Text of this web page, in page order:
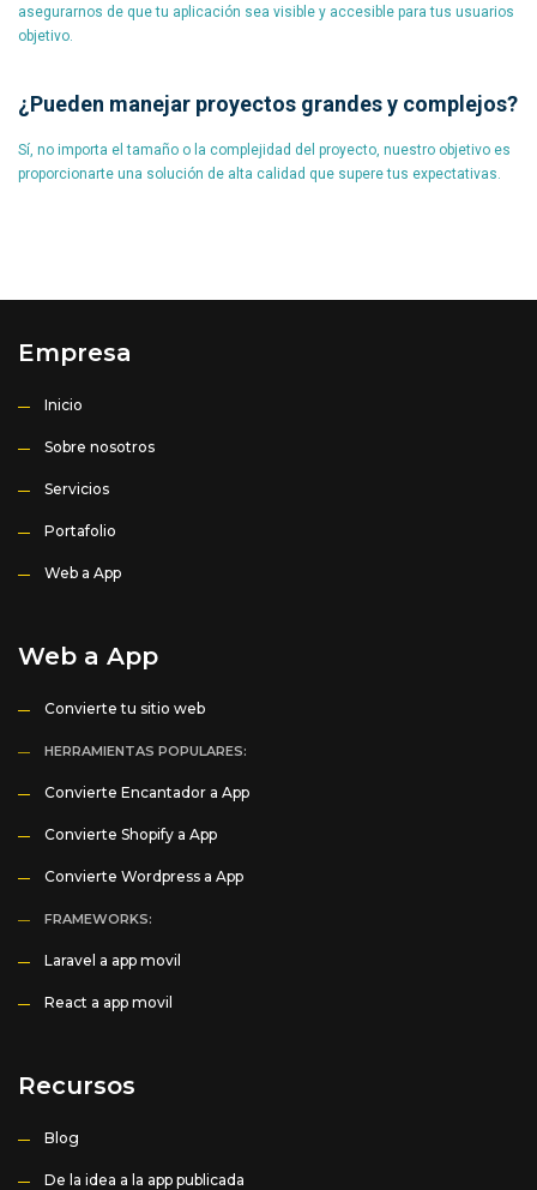
asegurarnos de que tu aplicación sea visible y accesible para tus usuarios
objetivo.
¿Pueden manejar proyectos grandes y complejos?
Sí, no importa el tamaño o la complejidad del proyecto, nuestro objetivo es
proporcionarte una solución de alta calidad que supere tus expectativas.
Empresa
Inicio
Sobre nosotros
Servicios
Portafolio
Web a App
Web a App
Convierte tu sitio web
HERRAMIENTAS POPULARES:
Convierte Encantador a App
Convierte Shopify a App
Convierte Wordpress a App
FRAMEWORKS:
Laravel a app movil
React a app movil
Recursos
Blog
De la idea a la app publicada